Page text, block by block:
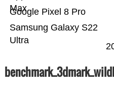
Samsung Galaxy S22
Ultra
Google Pixel 8 Pro
Max